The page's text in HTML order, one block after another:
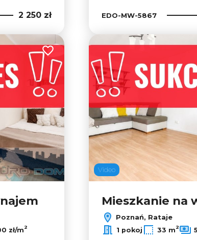
2 250 zł EDO-MW-5867
Dodaj do ulubionych
zł/m2
Video
Mieszkanie na
Poznań, Rataje
1 pokoj 33 m2